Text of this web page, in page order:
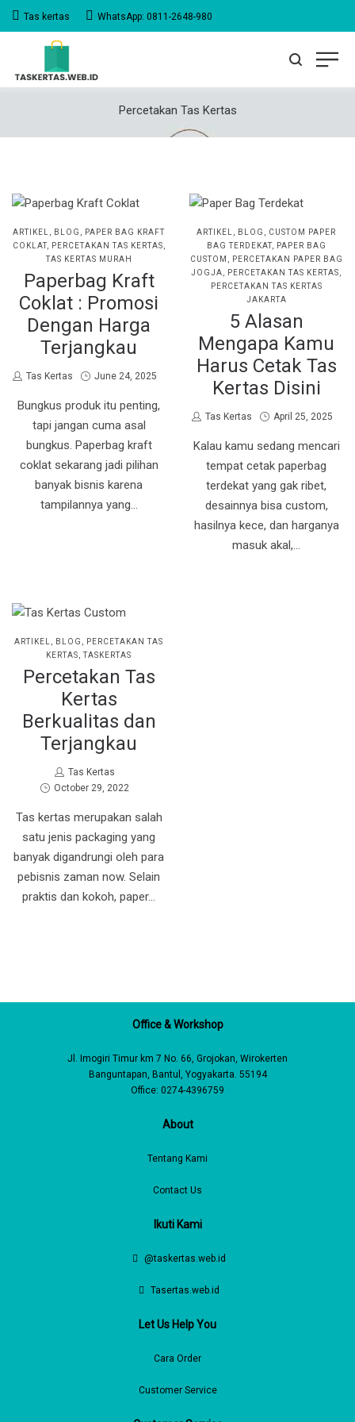
Tas kertas WhatsApp: 0811-2648-980
Percetakan Tas Kertas
POSTED
IN
ARTIKEL BLOG
PAPER BAG KRAFT
COKLAT
PERCETAKAN TAS KERTAS
TAS KERTAS MURAH
Paperbag Kraft
Coklat : Promosi
Dengan Harga
Terjangkau
by
Tas Kertas
Posted
June 24, 2025
Bungkus produk itu penting,
tapi jangan cuma asal
bungkus. Paperbag kraft
coklat sekarang jadi pilihan
banyak bisnis karena
tampilannya yang…
POSTED
ARTIKEL BLOG
CUSTOM PAPER
BAG TERDEKAT
PAPER BAG
CUSTOM
PERCETAKAN PAPER BAG
JOGJA
PERCETAKAN TAS KERTAS
PERCETAKAN TAS KERTAS
JAKARTA
5 Alasan
Mengapa Kamu
Harus Cetak Tas
Kertas Disini
by
Tas Kertas
Posted
April 25, 2025
Kalau kamu sedang mencari
tempat cetak paperbag
terdekat yang gak ribet,
desainnya bisa custom,
hasilnya kece, dan harganya
masuk akal,…
POSTED
ARTIKEL BLOG
PERCETAKAN TAS
KERTAS
TASKERTAS
Percetakan Tas
Kertas
Berkualitas dan
Terjangkau
by
Tas Kertas
Posted
October 29, 2022
Tas kertas merupakan salah
satu jenis packaging yang
banyak digandrungi oleh para
pebisnis zaman now. Selain
praktis dan kokoh, paper…
Office & Workshop
Jl. Imogiri Timur km 7 No. 66, Grojokan, Wirokerten
Banguntapan, Bantul, Yogyakarta. 55194
Office: 0274-4396759
About
Tentang Kami
Contact Us
Ikuti Kami
@taskertas.web.id
Tasertas.web.id
Let Us Help You
Cara Order
Customer Service